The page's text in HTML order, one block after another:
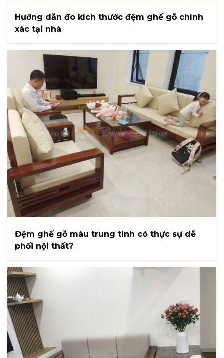
Hướng dẫn đo kích thước đệm ghế gỗ chính
xác tại nhà
Đệm ghế gỗ màu trung tính có thực sự dễ
phối nội thất?